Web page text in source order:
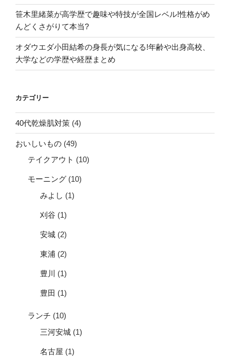
笹木里緒菜が高学歴で趣味や特技が全国レベル!性格がめ
んどくさがりて本当?
オダウエダ小田結希の身長が気になる!年齢や出身高校、
大学などの学歴や経歴まとめ
カテゴリー
40代乾燥肌対策 (4)
おいしいもの (49)
テイクアウト (10)
モーニング (10)
みよし (1)
刈谷 (1)
安城 (2)
東浦 (2)
豊川 (1)
豊田 (1)
ランチ (10)
三河安城 (1)
名古屋 (1)